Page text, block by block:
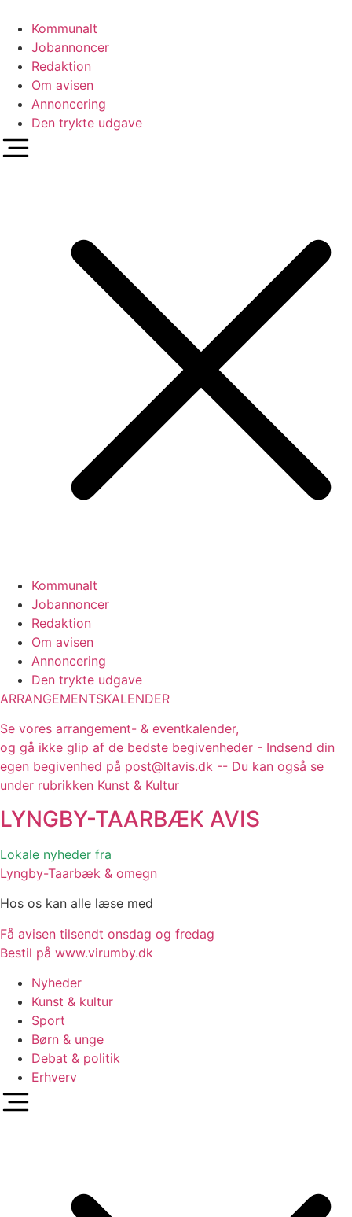
indhold
Kommunalt
Jobannoncer
Redaktion
Om avisen
Annoncering
Den trykte udgave
Kommunalt
Jobannoncer
Redaktion
Om avisen
Annoncering
Den trykte udgave
ARRANGEMENTSKALENDER
Se vores arrangement- & eventkalender,
og gå ikke glip af de bedste begivenheder - Indsend din
egen begivenhed på post@ltavis.dk -- Du kan også se
under rubrikken Kunst & Kultur
LYNGBY-TAARBÆK AVIS
Lokale nyheder fra
Lyngby-Taarbæk & omegn
Hos os kan alle læse med
Få avisen tilsendt onsdag og fredag
Bestil på www.virumby.dk
Nyheder
Kunst & kultur
Sport
Børn & unge
Debat & politik
Erhverv